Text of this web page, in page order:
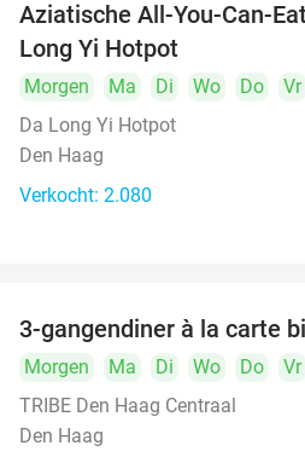
Aziatische All-You-Can-
Long Yi Hotpot
Morgen Ma Di Wo Do
Vr
Da Long Yi Hotpot
Den Haag
Verkocht: 2.080
3-gangendiner à la carte
Morgen Ma Di Wo Do
Vr
TRIBE Den Haag Centraal
Den Haag